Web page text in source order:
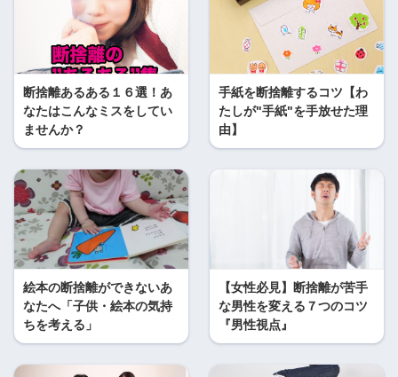
断捨離あるある１６選！あ
なたはこんなミスをしてい
ませんか？
手紙を断捨離するコツ【わ
たしが"手紙"を手放せた理
由】
絵本の断捨離ができないあ
なたへ「子供・絵本の気持
ちを考える」
【女性必見】断捨離が苦手
な男性を変える７つのコツ
『男性視点』